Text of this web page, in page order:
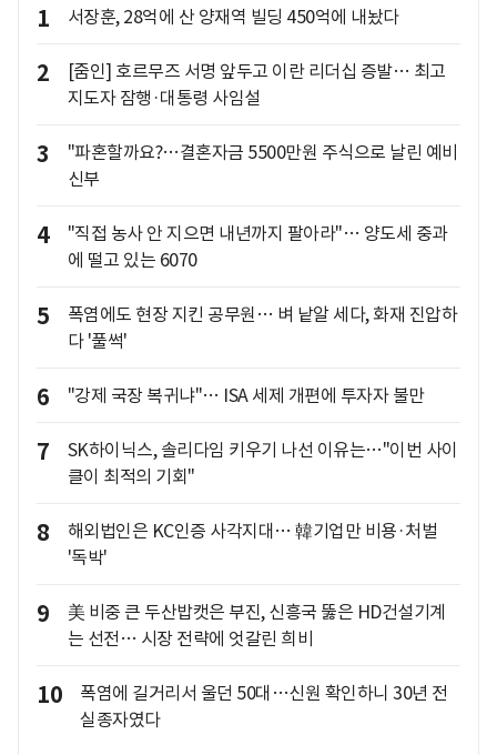
1 서장훈, 28억에 산 양재역 빌딩 450억에 내놨다
2
[줌인] 호르무즈 서명 앞두고 이란 리더십 증발… 최고
지도자 잠행·대통령 사임설
3
"파혼할까요?…결혼자금 5500만원 주식으로 날린 예비
신부
4
"직접 농사 안 지으면 내년까지 팔아라"… 양도세 중과
에 떨고 있는 6070
5
폭염에도 현장 지킨 공무원… 벼 낱알 세다, 화재 진압하
다 '풀썩'
6 "강제 국장 복귀냐"… ISA 세제 개편에 투자자 불만
7
SK하이닉스, 솔리다임 키우기 나선 이유는…"이번 사이
클이 최적의 기회"
8
해외법인은 KC인증 사각지대… 韓기업만 비용·처벌
'독박'
9
美 비중 큰 두산밥캣은 부진, 신흥국 뚫은 HD건설기계
는 선전… 시장 전략에 엇갈린 희비
10
폭염에 길거리서 울던 50대…신원 확인하니 30년 전
실종자였다